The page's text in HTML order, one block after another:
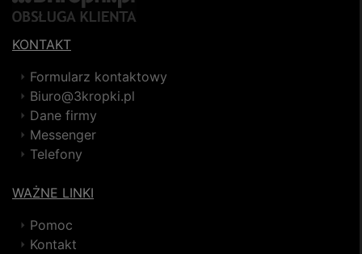
KONTAKT
Formularz kontaktowy
Biuro@3kropki.pl
Dane firmy
Messenger
Telefony
WAŻNE LINKI
Pomoc
Kontakt